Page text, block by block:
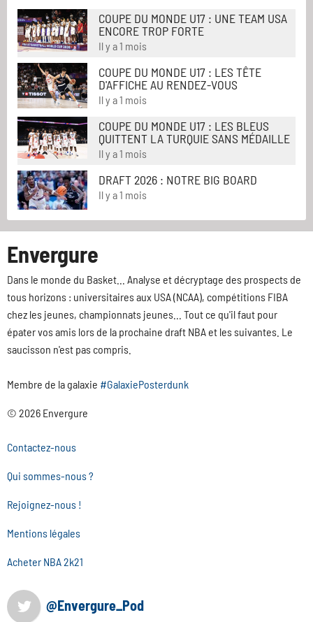
COUPE DU MONDE U17 : UNE TEAM USA
ENCORE TROP FORTE
Il y a 1 mois
COUPE DU MONDE U17 : LES TÊTE
D'AFFICHE AU RENDEZ-VOUS
Il y a 1 mois
COUPE DU MONDE U17 : LES BLEUS
QUITTENT LA TURQUIE SANS MÉDAILLE
Il y a 1 mois
DRAFT 2026 : NOTRE BIG BOARD
Il y a 1 mois
Envergure
Dans le monde du Basket... Analyse et décryptage des prospects de
tous horizons : universitaires aux USA (NCAA), compétitions FIBA
chez les jeunes, championnats jeunes... Tout ce qu'il faut pour
épater vos amis lors de la prochaine draft NBA et les suivantes. Le
saucisson n'est pas compris.
Membre de la galaxie #GalaxiePosterdunk
© 2026 Envergure
Contactez-nous
Qui sommes-nous ?
Rejoignez-nous !
Mentions légales
Acheter NBA 2k21
@Envergure_Pod